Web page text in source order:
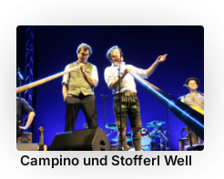
Campino und Stofferl Well